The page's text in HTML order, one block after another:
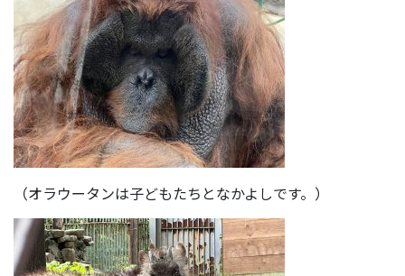
（オラウータンは子どもたちとなかよしです。）